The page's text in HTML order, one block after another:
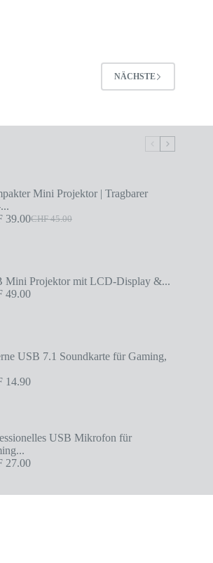
NÄCHSTE
Mini Projektor | Tragbarer
CHF45.00
39.00
Mini Projektor mit LCD-Display &...
49.00
USB 7.1 Soundkarte für Gaming,
14.90
USB Mikrofon für
27.00